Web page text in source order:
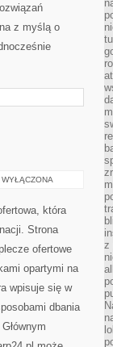
z myślą o
która
Strona
ofertowe
opartymi na
wpisuje się w
dbania
z